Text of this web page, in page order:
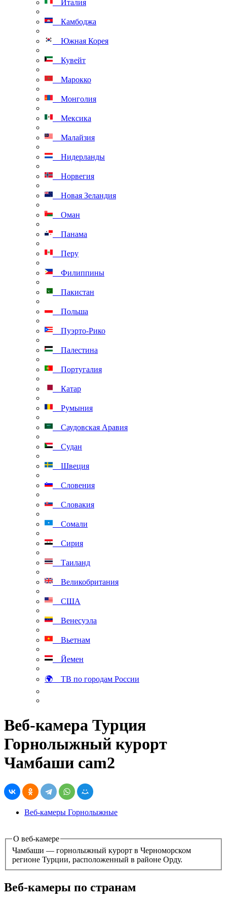
Италия
Камбоджа
Южная Корея
Кувейт
Марокко
Монголия
Мексика
Малайзия
Нидерланды
Норвегия
Новая Зеландия
Оман
Панама
Перу
Филиппины
Пакистан
Польша
Пуэрто-Рико
Палестина
Португалия
Катар
Румыния
Саудовская Аравия
Судан
Швеция
Словения
Словакия
Сомали
Сирия
Таиланд
Великобритания
США
Венесуэла
Вьетнам
Йемен
🌍 ТВ по городам России
Веб-камера Турция
Горнолыжный курорт
Чамбаши cam2
Веб-камеры Горнолыжные
О веб-камере
Чамбаши — горнолыжный курорт в Черноморском
регионе Турции, расположенный в районе Орду.
Веб-камеры по странам